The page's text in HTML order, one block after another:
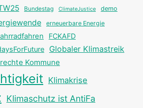
Bundestag ClimateJustice demo
erneuerbare Energie
FCKAFD
Globaler Klimastreik
Kommune
Klimakrise
Klimaschutz ist AntiFa